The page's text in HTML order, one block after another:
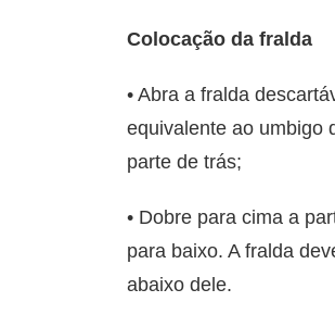
Colocação da fralda
• Abra a fralda
equivalente ao umbigo
parte de trás;
• Dobre para cima a
para baixo. A fralda
abaixo dele.